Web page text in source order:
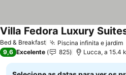
Bed & Breakfast Piscina infinita e jardim
Villa Fedora Luxury
9,6 Excelente 825 Lucca, a 15.4